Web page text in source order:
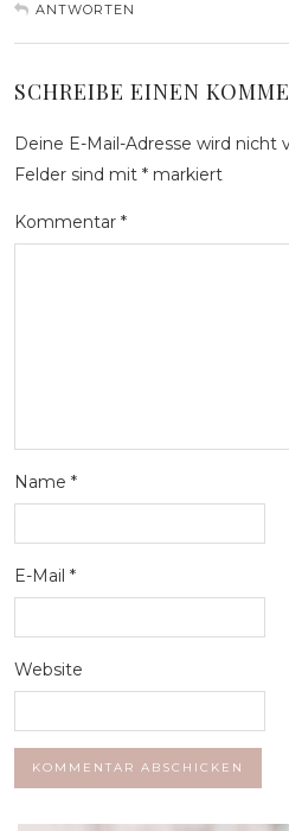
ANTWORTEN
SCHREIBE EINEN
Deine E-Mail-Adresse wird nicht
Felder sind mit * markiert
Kommentar *
Name *
E-Mail *
Website